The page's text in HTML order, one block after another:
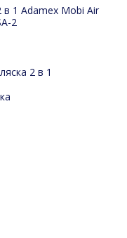
в 1 Adamex Mobi Air
2
2 в 1